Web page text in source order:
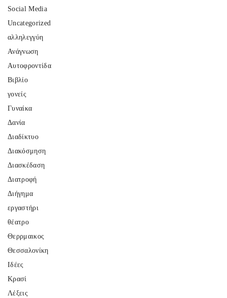
Social Media
Uncategorized
αλληλεγγύη
Ανάγνωση
Αυτοφροντίδα
Βιβλίο
γονείς
Γυναίκα
Δανία
Διαδίκτυο
Διακόσμηση
Διασκέδαση
Διατροφή
Διήγημα
εργαστήρι
θέατρο
Θερρμαικος
Θεσσαλονίκη
Ιδέες
Κρασί
Λέξεις